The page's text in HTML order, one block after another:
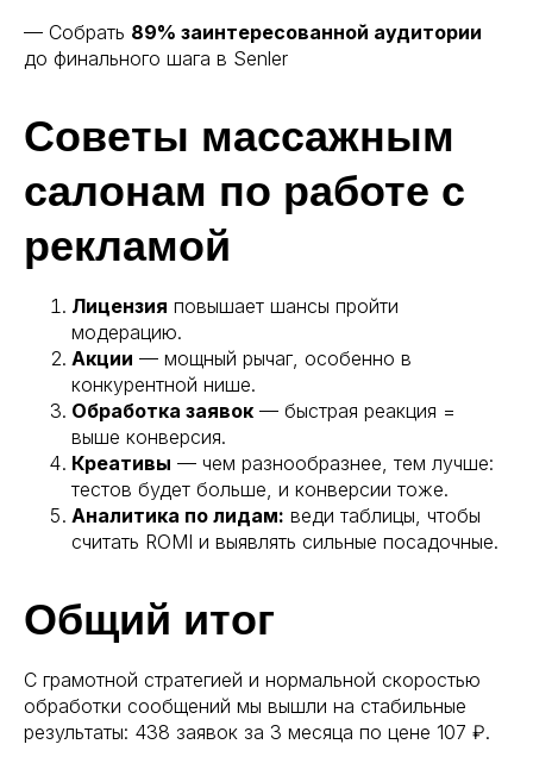
— Собрать 89% заинтересованной аудитории
до финального шага в Senler
Советы массажным
салонам по работе с
рекламой
Лицензия повышает шансы пройти
модерацию.
Акции — мощный рычаг, особенно в
конкурентной нише.
Обработка заявок — быстрая реакция =
выше конверсия.
Креативы — чем разнообразнее, тем лучше:
тестов будет больше, и конверсии тоже.
Аналитика по лидам: веди таблицы, чтобы
считать ROMI и выявлять сильные посадочные.
Общий итог
С грамотной стратегией и нормальной скоростью
обработки сообщений мы вышли на стабильные
результаты: 438 заявок за 3 месяца по цене 107 ₽.
коммерческое.
Телеграм Ватсапп
ПОЛУЧИТЬ КОНСУЛЬТАЦИЮ >
политика конфиденциальности